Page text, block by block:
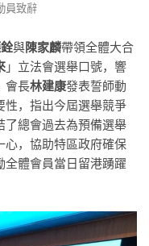
員致辭
與陳家麟帶領全體大合
」立法會選舉口號，響
會長林建康發表誓師動
性，指出今屆選舉競爭
了總會過去為預備選舉
心，協助特區政府確保
體會員當日留港踴躍